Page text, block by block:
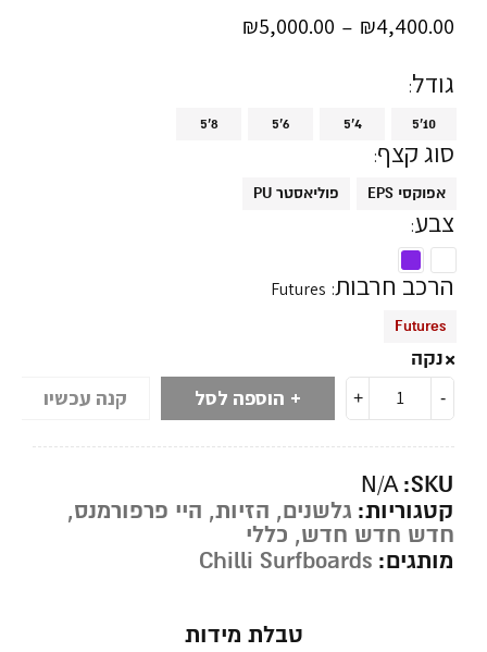
₪4,400.00
–
₪5,000.00
גודל
5'10
5'4
5'6
5'8
סוג קצף
EPS אפוקסי PU פוליאסטר
צבע
הרכב חרבות Futures
Futures
נקה
הוספה לסל
קנה עכשיו
SKU:
N/A
קטגוריות: גלשנים, הזיות, היי פרפורמנס,
חדש חדש חדש, כללי
מותגים: Chilli Surfboards
טבלת מידות